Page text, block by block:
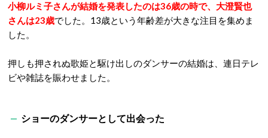
小柳ルミ子さんが結婚を発表したのは36歳の時で、大澄賢也
さんは23歳でした。13歳という年齢差が大きな注目を集めま
した。
押しも押されぬ歌姫と駆け出しのダンサーの結婚は、連日テレ
ビや雑誌を賑わせました。
ショーのダンサーとして出会った